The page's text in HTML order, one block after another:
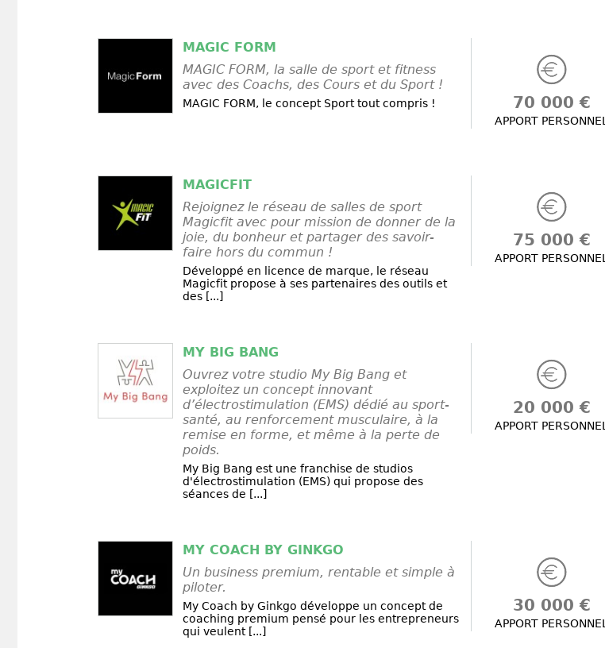
MAGIC FORM
MAGIC FORM, la salle de sport et fitness
avec des Coachs, des Cours et du Sport !
MAGIC FORM, le concept Sport tout compris ! 70 000 €
APPORT PERSONNEL
MAGICFIT
Rejoignez le réseau de salles de sport
Magicfit avec pour mission de donner de la
joie, du bonheur et partager des savoir-
faire hors du commun !
Développé en licence de marque, le réseau
Magicfit propose à ses partenaires des outils et
des [...]
75 000 €
APPORT PERSONNEL
MY BIG BANG
Ouvrez votre studio My Big Bang et
exploitez un concept innovant
d’électrostimulation (EMS) dédié au sport-
santé, au renforcement musculaire, à la
remise en forme, et même à la perte de
poids.
My Big Bang est une franchise de studios
d'électrostimulation (EMS) qui propose des
séances de [...]
20 000 €
APPORT PERSONNEL
MY COACH BY GINKGO
Un business premium, rentable et simple à
piloter.
My Coach by Ginkgo développe un concept de
coaching premium pensé pour les entrepreneurs
qui veulent [...]
30 000 €
APPORT PERSONNEL